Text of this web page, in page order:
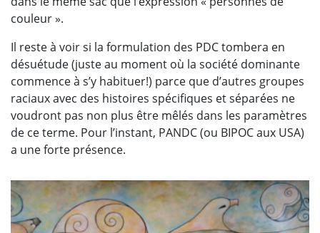
couleur ».
Il reste à voir si la formulation des PDC tombera en
désuétude (juste au moment où la société dominante
commence à s’y habituer!) parce que d’autres groupes
raciaux avec des histoires spécifiques et séparées ne
voudront pas non plus être mêlés dans les paramètres
de ce terme. Pour l’instant, PANDC (ou BIPOC aux USA)
a une forte présence.